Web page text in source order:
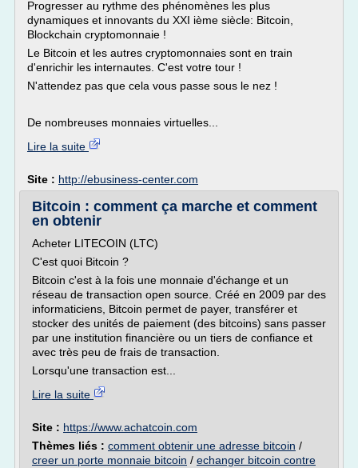
Progresser au rythme des phénomènes les plus
dynamiques et innovants du XXI ième siècle: Bitcoin,
Blockchain cryptomonnaie !
Le Bitcoin et les autres cryptomonnaies sont en train
d'enrichir les internautes. C'est votre tour !
N'attendez pas que cela vous passe sous le nez !
De nombreuses monnaies virtuelles...
Lire la suite
Site : http://ebusiness-center.com
Bitcoin : comment ça marche et comment
en obtenir
Acheter LITECOIN (LTC)
C'est quoi Bitcoin ?
Bitcoin c'est à la fois une monnaie d'échange et un
réseau de transaction open source. Créé en 2009 par des
informaticiens, Bitcoin permet de payer, transférer et
stocker des unités de paiement (des bitcoins) sans passer
par une institution financière ou un tiers de confiance et
avec très peu de frais de transaction.
Lorsqu'une transaction est...
Lire la suite
Site : https://www.achatcoin.com
Thèmes liés : comment obtenir une adresse bitcoin /
creer un porte monnaie bitcoin / echanger bitcoin contre